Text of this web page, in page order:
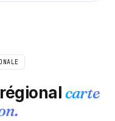
carte